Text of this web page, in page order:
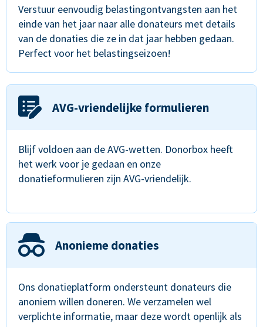
Verstuur eenvoudig belastingontvangsten aan het
einde van het jaar naar alle donateurs met details
van de donaties die ze in dat jaar hebben gedaan.
Perfect voor het belastingseizoen!
AVG-vriendelijke formulieren
Blijf voldoen aan de AVG-wetten. Donorbox heeft
het werk voor je gedaan en onze
donatieformulieren zijn AVG-vriendelijk.
Anonieme donaties
Ons donatieplatform ondersteunt donateurs die
anoniem willen doneren. We verzamelen wel
verplichte informatie, maar deze wordt openlijk als